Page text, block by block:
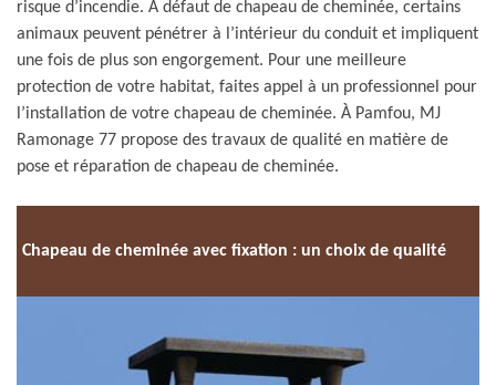
risque d’incendie. À défaut de chapeau de cheminée, certains
animaux peuvent pénétrer à l’intérieur du conduit et impliquent
une fois de plus son engorgement. Pour une meilleure
protection de votre habitat, faites appel à un professionnel pour
l’installation de votre chapeau de cheminée. À Pamfou, MJ
Ramonage 77 propose des travaux de qualité en matière de
pose et réparation de chapeau de cheminée.
Chapeau de cheminée avec fixation : un choix de qualité